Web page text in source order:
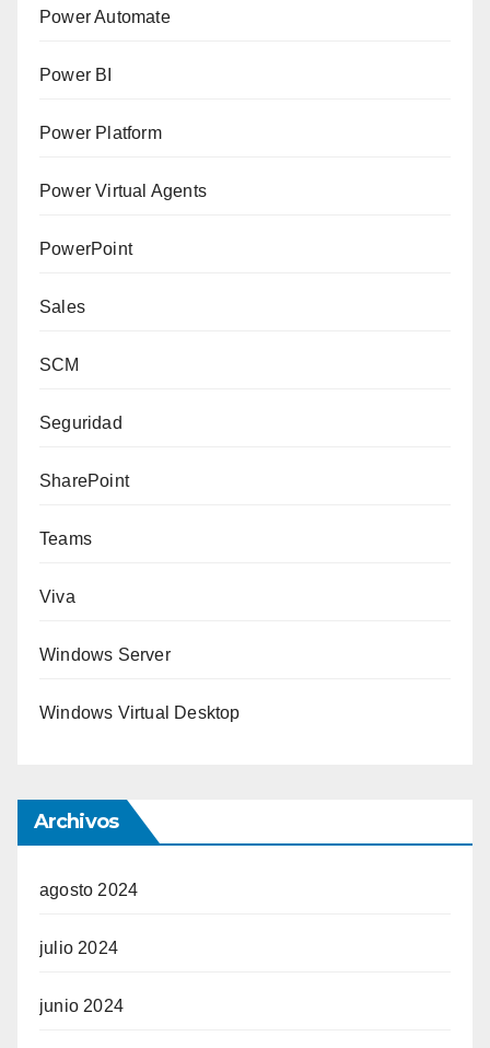
Power Automate
Power BI
Power Platform
Power Virtual Agents
PowerPoint
Sales
SCM
Seguridad
SharePoint
Teams
Viva
Windows Server
Windows Virtual Desktop
Archivos
agosto 2024
julio 2024
junio 2024